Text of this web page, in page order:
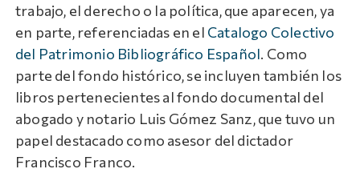
trabajo, el derecho o la política, que aparecen, ya
en parte, referenciadas en el Catalogo Colectivo
del Patrimonio Bibliográfico Español. Como
parte del fondo histórico, se incluyen también los
libros pertenecientes al fondo documental del
abogado y notario Luis Gómez Sanz, que tuvo un
papel destacado como asesor del dictador
Francisco Franco.